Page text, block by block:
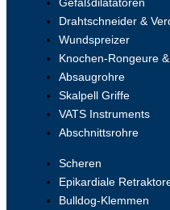
Gefäßdilatatoren
Drahtschneider &
Wundspreizer
Knochen-Rongeure
Absaugrohre
Skalpell Griffe
VATS Instruments
Abschnittsrohre
Scheren
Epikardiale
Bulldog-Klemmen